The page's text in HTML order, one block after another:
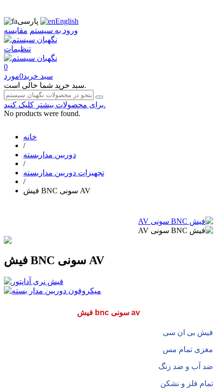
پارسی
English
ورود به سیستم مقایسه
تنظیمات
0
سبد خرید0مورد
سبد خرید شما خالی است.
برای محصولات بیشتر کلیک کنید.
No products were found.
خانه
/
دوربین مداربسته
/
تجهیزات دوربین مداربسته
/
فیش BNC سونی AV
فیش BNC سونی AV
فیش bnc سونی av
فیش بی ان سی
مغزی تمام مس
ضد آب و ضد زنگ
تمام فلز و نشکن